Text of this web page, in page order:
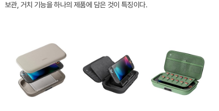
보관, 거치 기능을 하나의 제품에 담은 것이 특징이다.